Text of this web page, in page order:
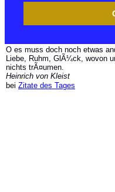
O es muss doch noch etwas
Liebe, Ruhm, GlÃ¼ck, wovon
nichts trÃ¤umen.
Heinrich von Kleist
bei Zitate des Tages